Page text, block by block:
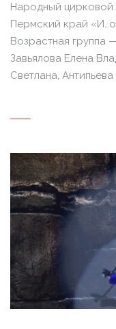
Народный цирковой
Пермский край
Возрастная группа
Завьялова Елена
Светлана,